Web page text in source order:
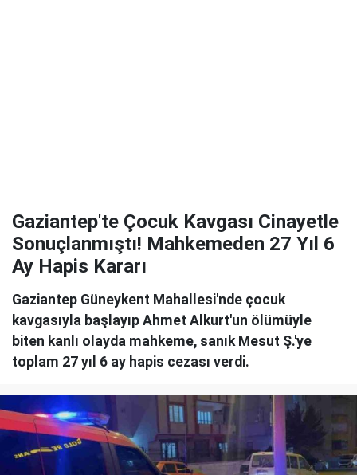
Gaziantep'te Çocuk Kavgası Cinayetle
Sonuçlanmıştı! Mahkemeden 27 Yıl 6
Ay Hapis Kararı
Gaziantep Güneykent Mahallesi'nde çocuk
kavgasıyla başlayıp Ahmet Alkurt'un ölümüyle
biten kanlı olayda mahkeme, sanık Mesut Ş.'ye
toplam 27 yıl 6 ay hapis cezası verdi.